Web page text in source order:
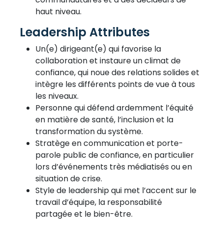
haut niveau.
Leadership Attributes
Un(e) dirigeant(e) qui favorise la
collaboration et instaure un climat de
confiance, qui noue des relations solides et
intègre les différents points de vue à tous
les niveaux.
Personne qui défend ardemment l’équité
en matière de santé, l’inclusion et la
transformation du système.
Stratège en communication et porte-
parole public de confiance, en particulier
lors d’événements très médiatisés ou en
situation de crise.
Style de leadership qui met l’accent sur le
travail d’équipe, la responsabilité
partagée et le bien-être.